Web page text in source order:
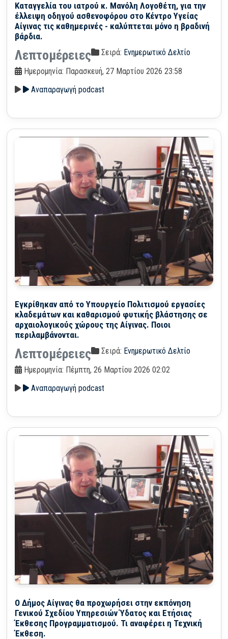
Καταγγελία του ιατρού κ. Μανόλη Λογοθέτη, για την
έλλειψη οδηγού ασθενοφόρου στο Κέντρο Υγείας
Αίγινας τις καθημερινές - καλύπτεται μόνο η βραδινή
βάρδια.
Λεπτομέρειες Σειρά: Ενημερωτικό Δελτίο
Ημερομηνία: Παρασκευή, 27 Μαρτίου 2026 23:58
Αναπαραγωγή podcast
Εγκρίθηκαν από το Υπουργείο Πολιτισμού εργασίες
κλαδεμάτων και καθαρισμού φυτικής βλάστησης σε
αρχαιολογικούς χώρους της Αίγινας. Ποιοι
περιλαμβάνονται.
Λεπτομέρειες Σειρά: Ενημερωτικό Δελτίο
Ημερομηνία: Πέμπτη, 26 Μαρτίου 2026 02:02
Αναπαραγωγή podcast
Ο Δήμος Αίγινας θα προχωρήσει στην εκπόνηση
Γενικού Σχεδίου Υπηρεσιών Ύδατος και Ετήσιας
Έκθεσης Προγραμματισμού. Τι αναφέρει η Τεχνική
Έκθεση.